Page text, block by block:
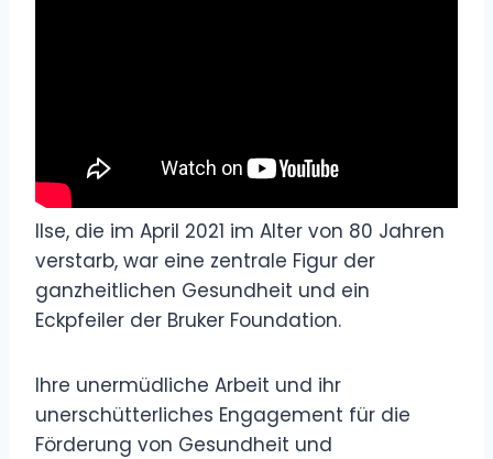
Ilse, die im April 2021 im Alter von 80 Jahren
verstarb, war eine zentrale Figur der
ganzheitlichen Gesundheit und ein
Eckpfeiler der Bruker Foundation.
Ihre unermüdliche Arbeit und ihr
unerschütterliches Engagement für die
Förderung von Gesundheit und